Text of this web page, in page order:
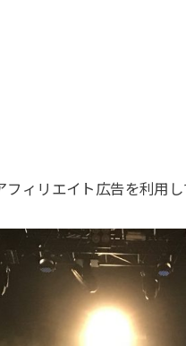
ィリエイト広告を利用し